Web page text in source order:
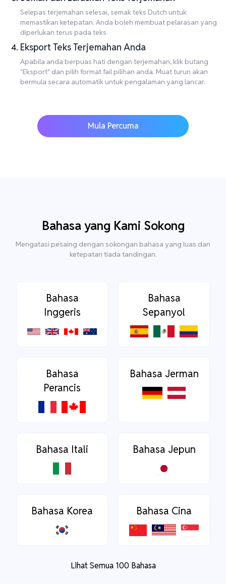
Selepas terjemahan selesai, semak teks Dutch untuk
memastikan ketepatan. Anda boleh membuat pelarasan yang
diperlukan terus pada teks.
Eksport Teks Terjemahan Anda
Apabila anda berpuas hati dengan terjemahan, klik butang
"Eksport" dan pilih format fail pilihan anda. Muat turun akan
bermula secara automatik untuk pengalaman yang lancar.
Mula Percuma
Bahasa yang Kami Sokong
Mengatasi pesaing dengan sokongan bahasa yang luas dan
ketepatan tiada tandingan.
Bahasa
Inggeris
Bahasa
Sepanyol
Bahasa
Perancis
Bahasa Jerman
Bahasa Itali Bahasa Jepun
Bahasa Korea Bahasa Cina
Lihat Semua 100 Bahasa